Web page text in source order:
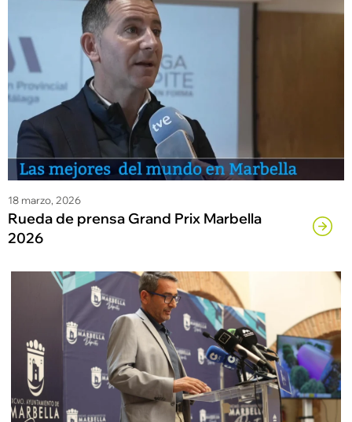
18 marzo, 2026
Rueda de prensa Grand Prix Marbella
2026